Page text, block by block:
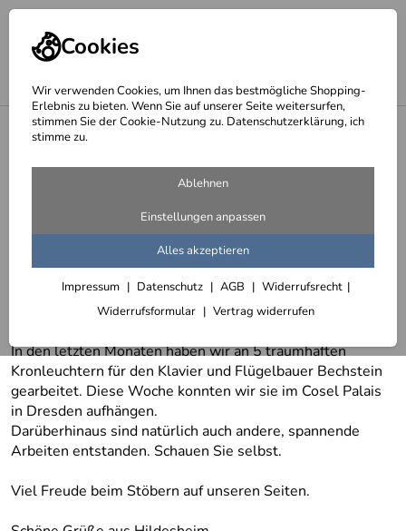
Cookies
Wir verwenden Cookies, um Ihnen das bestmögliche Shopping-
Erlebnis zu bieten. Wenn Sie auf unserer Seite weitersurfen,
stimmen Sie der Cookie-Nutzung zu. Datenschutzerklärung, ich
stimme zu.
Ablehnen
Einstellungen anpassen
Alles akzeptieren
Impressum Datenschutz AGB
Widerrufsrecht
Widerrufsformular
Vertrag widerrufen
Zurück
Newsletter 140 - Metall & Gestaltung
Newsletter vom: 14.02.2023
Heute senden wir Ihnen mal wieder einige Neuigkeiten
aus der Schmiede.
In den letzten Monaten haben wir an 5 traumhaften
Kronleuchtern für den Klavier und Flügelbauer Bechstein
gearbeitet. Diese Woche konnten wir sie im Cosel Palais
in Dresden aufhängen.
Darüberhinaus sind natürlich auch andere, spannende
Arbeiten entstanden. Schauen Sie selbst.
Viel Freude beim Stöbern auf unseren Seiten.